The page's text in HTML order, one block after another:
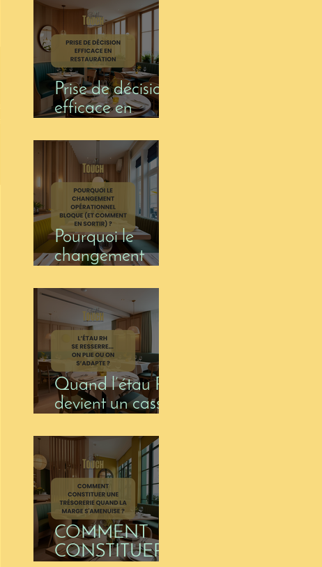
Prise de décision
efficace en
Pourquoi le
changement
bloque (et
comment en
sortir) ?
Quand l’étau RH
devient un casse-
restaurateurs !
COMMENT
CONSTITUER